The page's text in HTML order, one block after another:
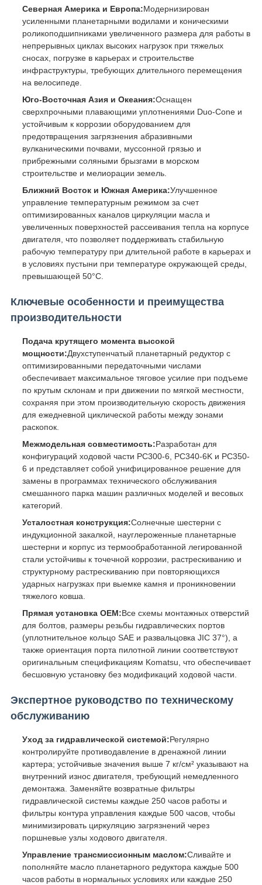
Северная Америка и Европа:Модернизирован
усиленными планетарными водилами и коническими
роликоподшипниками увеличенного размера для работы в
непрерывных циклах высоких нагрузок при тяжелых
сносах, погрузке в карьерах и строительстве
инфраструктуры, требующих длительного перемещения
на велосипеде.
Юго-Восточная Азия и Океания:Оснащен
сверхпрочными плавающими уплотнениями Duo-Cone и
устойчивым к коррозии оборудованием для
предотвращения загрязнения абразивными
вулканическими почвами, муссонной грязью и
прибрежными соляными брызгами в морском
строительстве и мелиорации земель.
Ближний Восток и Южная Америка:Улучшенное
управление температурным режимом за счет
оптимизированных каналов циркуляции масла и
увеличенных поверхностей рассеивания тепла на корпусе
двигателя, что позволяет поддерживать стабильную
рабочую температуру при длительной работе в карьерах и
в условиях пустыни при температуре окружающей среды,
превышающей 50°C.
Ключевые особенности и преимущества
производительности
Подача крутящего момента высокой
мощности:Двухступенчатый планетарный редуктор с
оптимизированными передаточными числами
обеспечивает максимальное тяговое усилие при подъеме
по крутым склонам и при движении по мягкой местности,
сохраняя при этом производительную скорость движения
для ежедневной циклической работы между зонами
раскопок.
Межмодельная совместимость:Разработан для
конфигураций ходовой части PC300-6, PC340-6K и PC350-
6 и представляет собой унифицированное решение для
замены в программах технического обслуживания
смешанного парка машин различных моделей и весовых
категорий.
Усталостная конструкция:Солнечные шестерни с
индукционной закалкой, науглероженные планетарные
шестерни и корпус из термообработанной легированной
стали устойчивы к точечной коррозии, растрескиванию и
структурному растрескиванию при повторяющихся
ударных нагрузках при выемке камня и проникновении
тяжелого ковша.
Прямая установка OEM:Все схемы монтажных отверстий
для болтов, размеры резьбы гидравлических портов
(уплотнительное кольцо SAE и развальцовка JIC 37°), а
также ориентация порта пилотной линии соответствуют
оригинальным спецификациям Komatsu, что обеспечивает
бесшовную установку без модификаций ходовой части.
Экспертное руководство по техническому
обслуживанию
Уход за гидравлической системой:Регулярно
контролируйте противодавление в дренажной линии
картера; устойчивые значения выше 7 кг/см² указывают на
внутренний износ двигателя, требующий немедленного
демонтажа. Заменяйте возвратные фильтры
гидравлической системы каждые 250 часов работы и
фильтры контура управления каждые 500 часов, чтобы
минимизировать циркуляцию загрязнений через
поршневые узлы ходового двигателя.
Управление трансмиссионным маслом:Сливайте и
пополняйте масло планетарного редуктора каждые 500
часов работы в нормальных условиях или каждые 250